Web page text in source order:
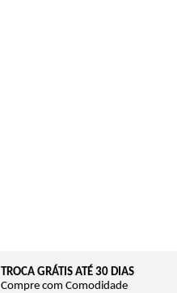
TROCA GRÁTIS ATÉ 30 DIAS
Compre com Comodidade